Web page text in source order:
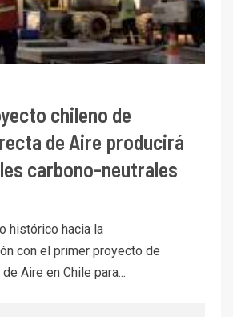
chileno de
de Aire producirá
carbono-neutrales
histórico hacia la
con el primer proyecto de
Aire en Chile para...
I+D
BHP proyecta producción de
cobre cercana a 2 millones de
toneladas tras récord en
I+D
Codelco reporta Ebitda de US$
6.670 millones y mejora sus
indicadores financieros
Codelco Ventanas prueba
camión 100% eléctrico para
transportar cátodos al Puerto
de San Antonio